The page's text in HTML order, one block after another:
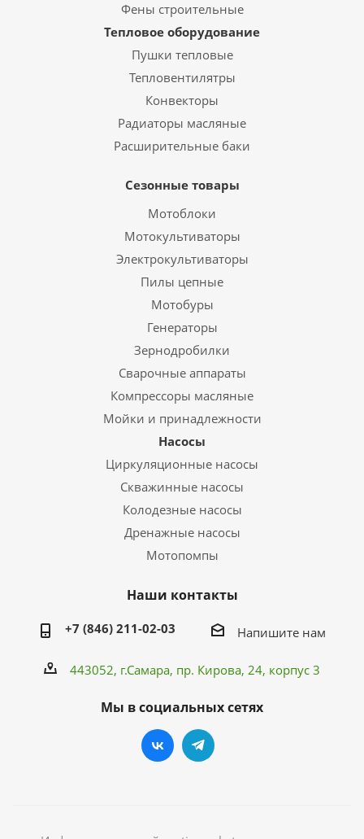
Фены строительные
Тепловое оборудование
Пушки тепловые
Тепловентилятры
Конвекторы
Радиаторы масляные
Расширительные баки
Сезонные товары
Мотоблоки
Мотокультиваторы
Электрокультиваторы
Пилы цепные
Мотобуры
Генераторы
Зернодробилки
Сварочные аппараты
Компрессоры масляные
Мойки и принадлежности
Насосы
Циркуляционные насосы
Скважинные насосы
Колодезные насосы
Дренажные насосы
Мотопомпы
Наши контакты
+7 (846) 211-02-03 Напишите нам
443052, г.Самара, пр. Кирова, 24, корпус 3
Мы в социальных сетях